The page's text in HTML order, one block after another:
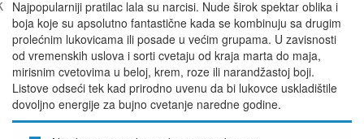
Najpopularniji pratilac lala su narcisi. Nude širok spektar oblika i
boja koje su apsolutno fantastične kada se kombinuju sa drugim
prolećnim lukovicama ili posade u većim grupama. U zavisnosti
od vremenskih uslova i sorti cvetaju od kraja marta do maja,
mirisnim cvetovima u beloj, krem, roze ili narandžastoj boji.
Listove odseći tek kad prirodno uvenu da bi lukovce uskladištile
dovoljno energije za bujno cvetanje naredne godine.